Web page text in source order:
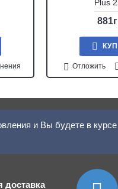
Plus
Отложить
и Вы будете в
доставка